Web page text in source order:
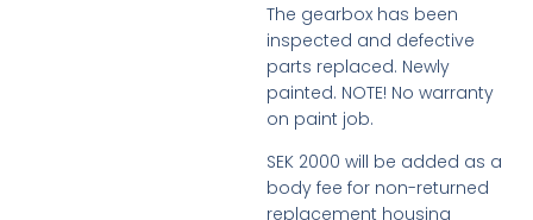
The gearbox has been
inspected and defective
parts replaced. Newly
painted. NOTE! No warranty
on paint job.
SEK 2000 will be added as a
body fee for non-returned
replacement housing